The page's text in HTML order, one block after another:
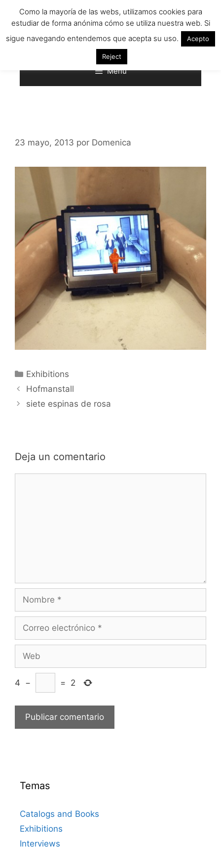
Menú
23 mayo, 2013 por Domenica
Categorías
Exhibitions
Hofmanstall
siete espinas de rosa
Deja un comentario
Nombre
Correo
Web
4 − = 2
Temas
Catalogs and Books
Exhibitions
Interviews
Como la mayoría de las webs, utilizamos cookies para
estudiar de forma anónima cómo se utiliza nuestra web. Si
sigue navegando entendemos que acepta su uso.
Acepto
Reject